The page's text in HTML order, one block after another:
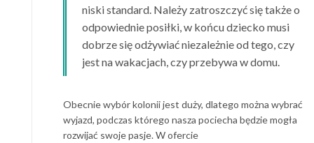
niski standard. Należy zatroszczyć się także o
odpowiednie posiłki, w końcu dziecko musi
dobrze się odżywiać niezależnie od tego, czy
jest na wakacjach, czy przebywa w domu.
Obecnie wybór kolonii jest duży, dlatego można wybrać
wyjazd, podczas którego nasza pociecha będzie mogła
rozwijać swoje pasje. W ofercie